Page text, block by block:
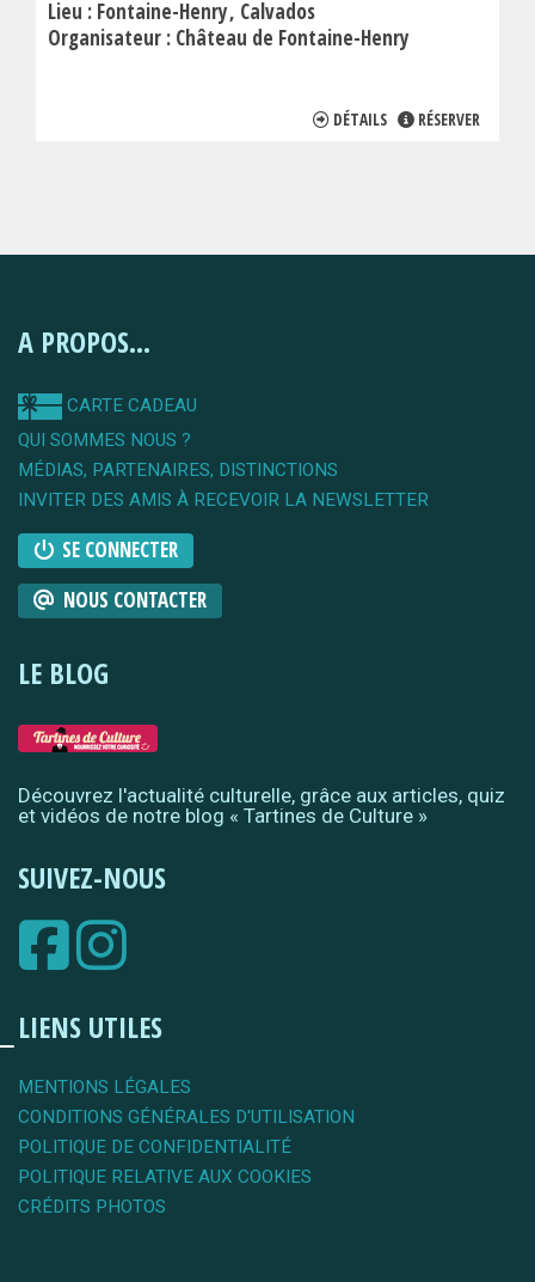
Lieu : Fontaine-Henry Calvados
Organisateur : Château de Fontaine-Henry
DÉTAILS RÉSERVER
A PROPOS...
CARTE CADEAU
QUI SOMMES NOUS ?
MÉDIAS, PARTENAIRES, DISTINCTIONS
INVITER DES AMIS À RECEVOIR LA NEWSLETTER
SE CONNECTER
NOUS CONTACTER
LE BLOG
Découvrez l'actualité culturelle, grâce aux articles, quiz
et vidéos de notre blog « Tartines de Culture »
SUIVEZ-NOUS
LIENS UTILES
MENTIONS LÉGALES
CONDITIONS GÉNÉRALES D'UTILISATION
POLITIQUE DE CONFIDENTIALITÉ
POLITIQUE RELATIVE AUX COOKIES
CRÉDITS PHOTOS